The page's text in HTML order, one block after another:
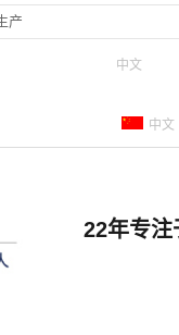
中文
中文
22年专注